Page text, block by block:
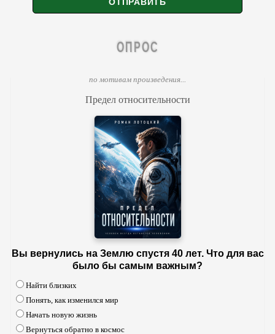
ОПРОС
по мотивам произведения...
Предел относительности
Вы вернулись на Землю спустя 40 лет. Что для вас
было бы самым важным?
Найти близких
Понять, как изменился мир
Начать новую жизнь
Вернуться обратно в космос